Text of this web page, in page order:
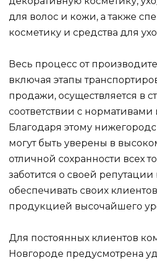
для волос и кожи, а также
косметику и средства для
Весь процесс от
включая этапы
продажи, осуществляется в
соответствии с нормативами
Благодаря этому
могут быть уверены в
отличной сохранности всех
заботится о своей репутации
обеспечивать своих
продукцией высочайшего
Для постоянных клиентов
Новгороде предусмотрена